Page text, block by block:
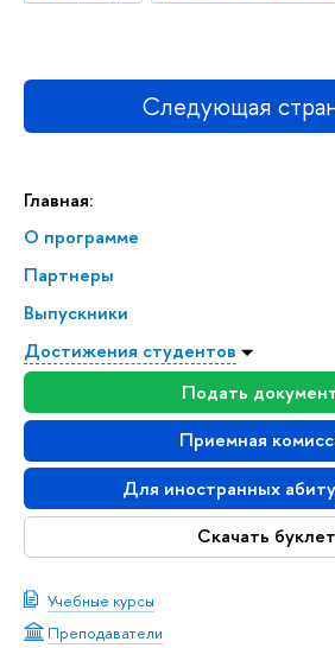
Главная:
О программе
Партнеры
Выпускники
Достижения студентов
Подать
Приемная
Для иностранных
Скачать буклет
Учебные курсы
Преподаватели
Следующая